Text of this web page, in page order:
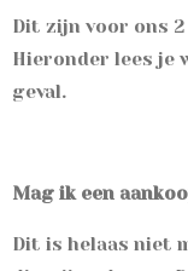
Dit zijn voor ons
Hieronder lees je
geval.
Mag ik een
Dit is helaas niet